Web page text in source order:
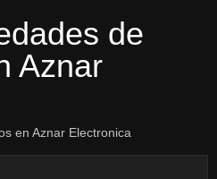
de
Aznar
en Aznar Electronica